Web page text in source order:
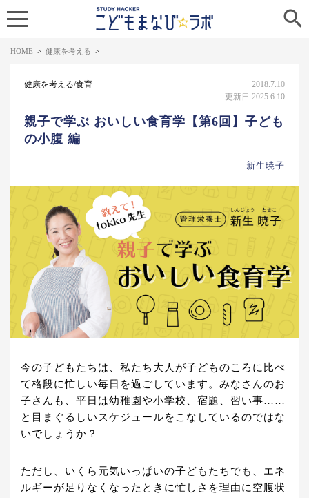

HOME > 健康を考える >
健康を考える/食育
2018.7.10
更新日 2025.6.10
親子で学ぶ おいしい食育学【第6回】子ども
の小腹 編
新生暁子
今の子どもたちは、私たち大人が子どものころに比べ
て格段に忙しい毎日を過ごしています。みなさんのお
子さんも、平日は幼稚園や小学校、宿題、習い事……
と目まぐるしいスケジュールをこなしているのではな
いでしょうか？
ただし、いくら元気いっぱいの子どもたちでも、エネ
ルギーが足りなくなったときに忙しさを理由に空腹状